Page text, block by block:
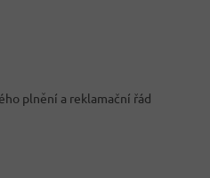
plnění a reklamační řád